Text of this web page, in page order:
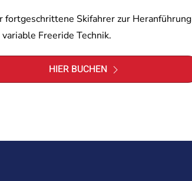
fortgeschrittene Skifahrer zur Heranführung
Freeride Technik.
HIER BUCHEN